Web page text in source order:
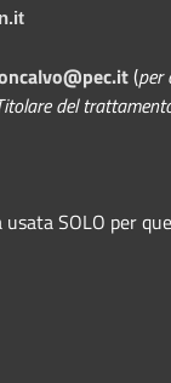
(per
del
usata SOLO per